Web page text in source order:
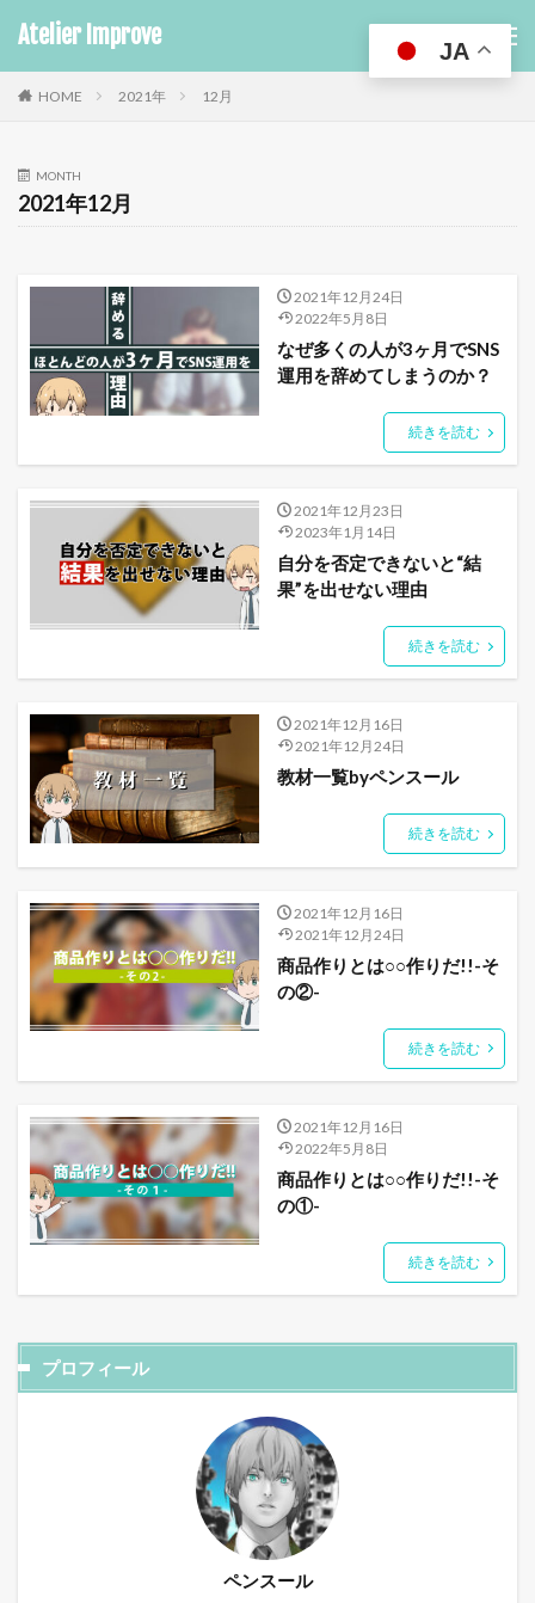
Atelier Improve
HOME 2021年 12月
MONTH
2021年12月
2021年12月24日
2022年5月8日
なぜ多くの人が3ヶ月でSNS
運用を辞めてしまうのか？
続きを読む
2021年12月23日
2023年1月14日
自分を否定できないと“結
果”を出せない理由
続きを読む
2021年12月16日
2021年12月24日
教材一覧byペンスール
続きを読む
2021年12月16日
2021年12月24日
商品作りとは○○作りだ!!-そ
の②-
続きを読む
2021年12月16日
2022年5月8日
商品作りとは○○作りだ!!-そ
の①-
続きを読む
プロフィール
ペンスール
JA